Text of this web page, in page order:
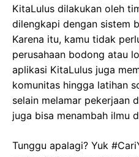
KitaLulus dilakukan oleh
dilengkapi dengan sistem
Karena itu, kamu tidak
perusahaan bodong atau
aplikasi KitaLulus juga
komunitas hingga latihan
selain melamar pekerjaan
juga bisa menambah ilmu
Tunggu apalagi? Yuk